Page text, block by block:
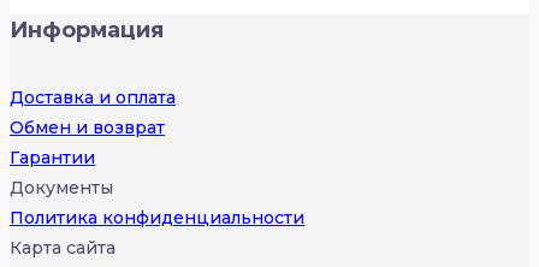
Информация
Доставка и оплата
Обмен и возврат
Гарантии
Документы
Политика конфиденциальности
Карта сайта